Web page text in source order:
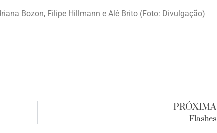
Bozon, Filipe Hillmann e Alê Brito (Foto: Divulgação)
PRÓXIMA
Flashes